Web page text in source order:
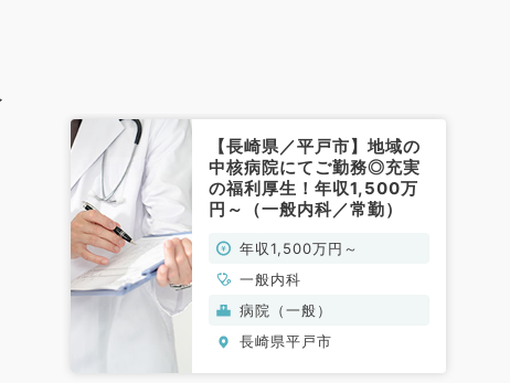
【長崎県／平戸市】地域の
中核病院にてご勤務◎充実
の福利厚生！年収1,500万
円～（一般内科／常勤）
年収1,500万円～
一般内科
病院（一般）
長崎県平戸市